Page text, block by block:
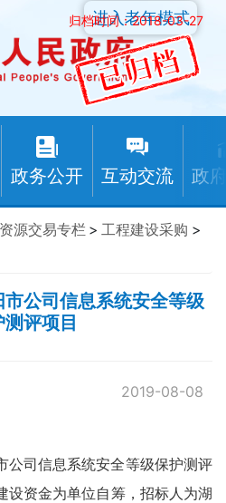
归档时间：2018-03-27
政务公开 互动交流 政
进入老年模式
源交易专栏 > 工程建设采购 >
公司信息系统安全等级
评项目
2019-08-08
公司信息系统安全等级保护测评
设资金为单位自筹，招标人为湖